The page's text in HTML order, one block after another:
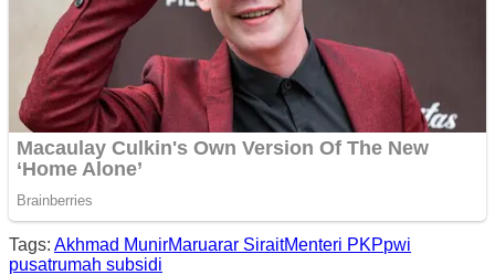
Tags: Akhmad MunirMaruarar SiraitMenteri PKPpwi
pusatrumah subsidi